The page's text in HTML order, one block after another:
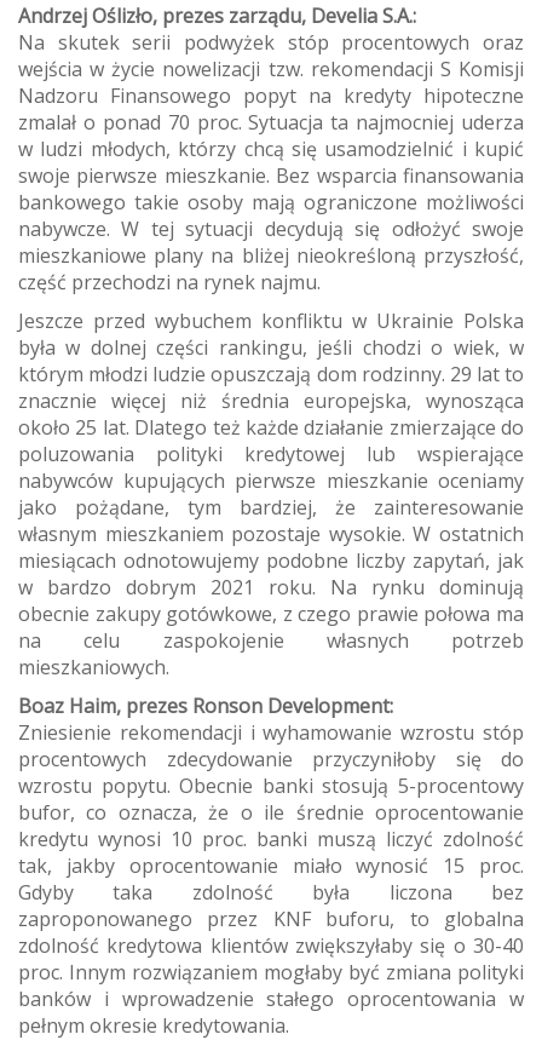
Andrzej Oślizło, prezes zarządu, Develia S.A.:
Na skutek serii podwyżek stóp procentowych oraz
wejścia w życie nowelizacji tzw. rekomendacji S Komisji
Nadzoru Finansowego popyt na kredyty hipoteczne
zmalał o ponad 70 proc. Sytuacja ta najmocniej uderza
w ludzi młodych, którzy chcą się usamodzielnić i kupić
swoje pierwsze mieszkanie. Bez wsparcia finansowania
bankowego takie osoby mają ograniczone możliwości
nabywcze. W tej sytuacji decydują się odłożyć swoje
mieszkaniowe plany na bliżej nieokreśloną przyszłość,
część przechodzi na rynek najmu.
Jeszcze przed wybuchem konfliktu w Ukrainie Polska
była w dolnej części rankingu, jeśli chodzi o wiek, w
którym młodzi ludzie opuszczają dom rodzinny. 29 lat to
znacznie więcej niż średnia europejska, wynosząca
około 25 lat. Dlatego też każde działanie zmierzające do
poluzowania polityki kredytowej lub wspierające
nabywców kupujących pierwsze mieszkanie oceniamy
jako pożądane, tym bardziej, że zainteresowanie
własnym mieszkaniem pozostaje wysokie. W ostatnich
miesiącach odnotowujemy podobne liczby zapytań, jak
w bardzo dobrym 2021 roku. Na rynku dominują
obecnie zakupy gotówkowe, z czego prawie połowa ma
na celu zaspokojenie własnych potrzeb
mieszkaniowych.
Boaz Haim, prezes Ronson Development:
Zniesienie rekomendacji i wyhamowanie wzrostu stóp
procentowych zdecydowanie przyczyniłoby się do
wzrostu popytu. Obecnie banki stosują 5-procentowy
bufor, co oznacza, że o ile średnie oprocentowanie
kredytu wynosi 10 proc. banki muszą liczyć zdolność
tak, jakby oprocentowanie miało wynosić 15 proc.
Gdyby taka zdolność była liczona bez
zaproponowanego przez KNF buforu, to globalna
zdolność kredytowa klientów zwiększyłaby się o 30-40
proc. Innym rozwiązaniem mogłaby być zmiana polityki
banków i wprowadzenie stałego oprocentowania w
pełnym okresie kredytowania.